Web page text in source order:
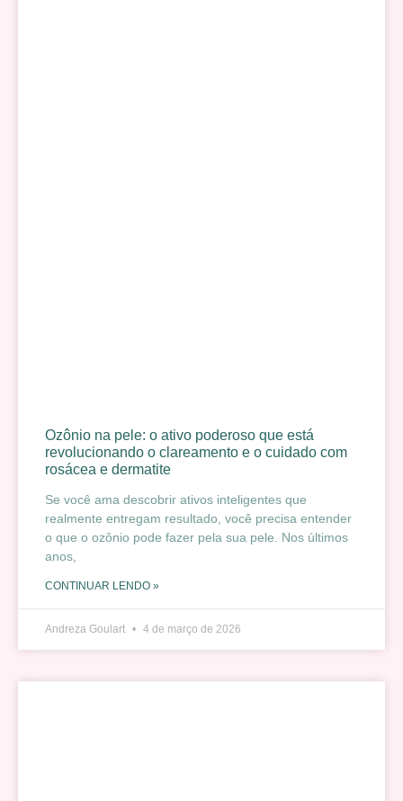
Ozônio na pele: o ativo poderoso que está
revolucionando o clareamento e o cuidado com
rosácea e dermatite
Se você ama descobrir ativos inteligentes que
realmente entregam resultado, você precisa entender
o que o ozônio pode fazer pela sua pele. Nos últimos
anos,
CONTINUAR LENDO »
Andreza Goulart 4 de março de 2026